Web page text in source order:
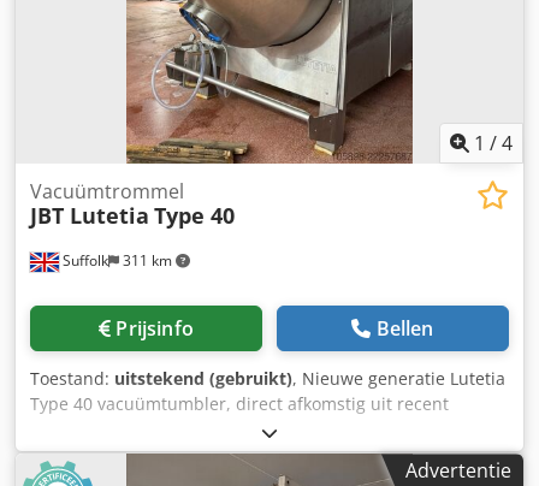
1 /4
Suffolk 311 km
Vacuümtrommel
JBT Lutetia Type 40
Prijsinfo Bellen
Toestand: uitstekend (gebruikt), Nieuwe generatie Lutetia
Type 40 vacuümtumbler, direct afkomstig uit recent
gesloten fabriek voor gekookte vleeswaren. In uitstekende
staat. Chsdpjzika Dofx Acwsa
Advertentie